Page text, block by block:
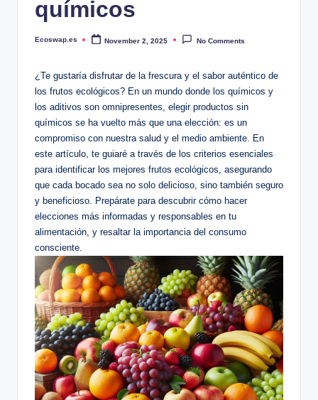
químicos
Posted
Ecoswap.es November 2, 2025 No Comments
¿Te gustaría disfrutar de la frescura y el sabor auténtico de
los frutos ecológicos? En un mundo donde los químicos y
los aditivos son omnipresentes, elegir productos sin
químicos se ha vuelto más que una elección: es un
compromiso con nuestra salud y el medio ambiente. En
este artículo, te guiaré a través de los criterios esenciales
para identificar los mejores frutos ecológicos, asegurando
que cada bocado sea no solo delicioso, sino también seguro
y beneficioso. Prepárate para descubrir cómo hacer
elecciones más informadas y responsables en tu
alimentación, y resaltar la importancia del consumo
consciente.